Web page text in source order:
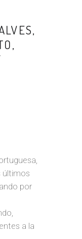
últimos
por
a la